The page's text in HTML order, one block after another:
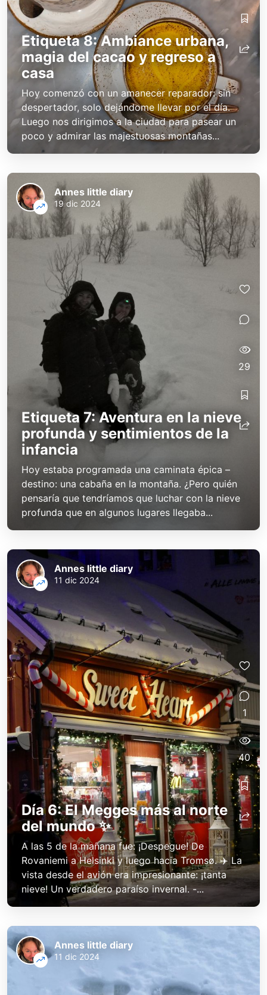
Etiqueta 8: Ambiance urbana,
magia del cacao y regreso a
casa
Hoy comenzó con un amanecer reparador: sin
despertador, solo dejándome llevar por el día.
Luego nos dirigimos a la ciudad para pasear un
poco y admirar las majestuosas montañas...
Etiqueta 7: Aventura en la nieve
profunda y sentimientos de la
infancia
Hoy estaba programada una caminata épica –
destino: una cabaña en la montaña. ¿Pero quién
pensaría que tendríamos que luchar con la nieve
profunda que en algunos lugares llegaba...
Annes little diary
19 dic 2024
29
Día 6: El Megges más al norte
del mundo ✨
A las 5 de la mañana fue: ¡Despegue! De
Rovaniemi a Helsinki y luego hacia Tromsø. ✈️ La
vista desde el avión era impresionante: ¡tanta
nieve! Un verdadero paraíso invernal. -...
Annes little diary
11 dic 2024
1
40
Annes little diary
11 dic 2024